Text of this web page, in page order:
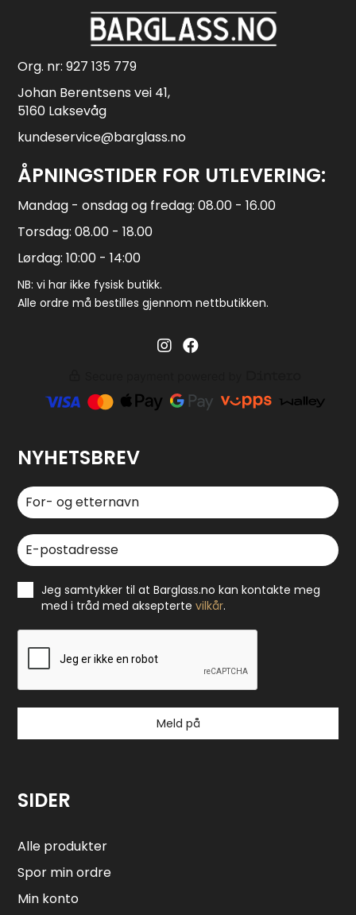
Org. nr: 927 135 779
Johan Berentsens vei 41,
5160 Laksevåg
kundeservice@barglass.no
ÅPNINGSTIDER FOR UTLEVERING:
Mandag - onsdag og fredag: 08.00 - 16.00
Torsdag: 08.00 - 18.00
Lørdag: 10:00 - 14:00
NB: vi har ikke fysisk butikk.
Alle ordre må bestilles gjennom nettbutikken.
Barglass.no instagram
Barglass facebook
NYHETSBREV
Jeg samtykker til at Barglass.no kan kontakte meg
med i tråd med akseptertevilkår.
Meld på
SIDER
Alle produkter
Spor min ordre
Min konto